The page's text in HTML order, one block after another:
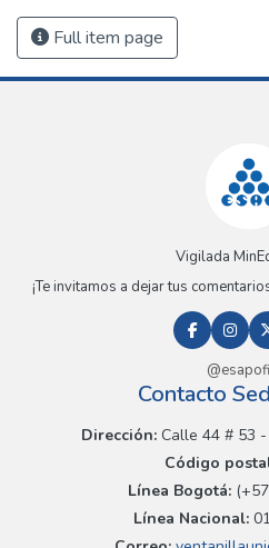
Full item page
Vigilada
¡Te invitamos a dejar tus
Contacto
Dirección:Calle 44 # 53 -
Código
Línea Bogotá:
Línea Nacional: